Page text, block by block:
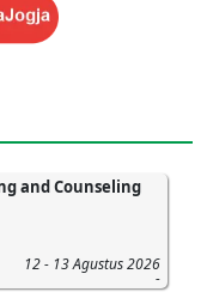
and Counseling
12 - 13 Agustus 2026
-